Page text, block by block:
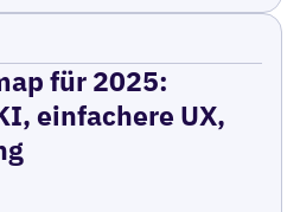
für 2025:
einfachere UX,